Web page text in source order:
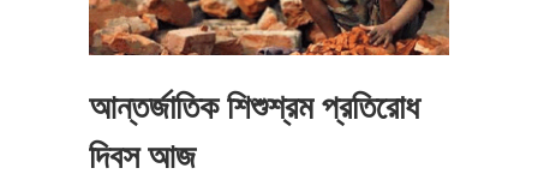
আন্তর্জাতিক শিশুশ্রম প্রতিরোধ
দিবস আজ